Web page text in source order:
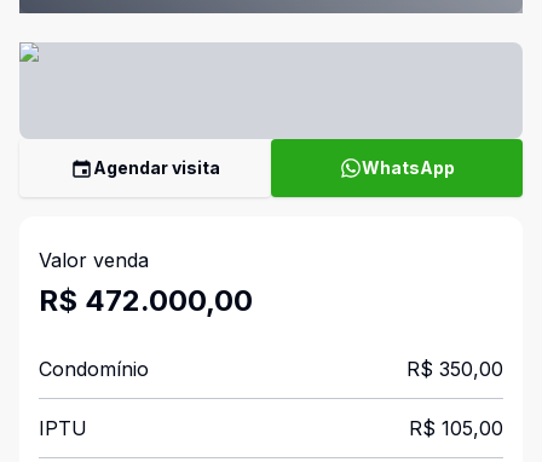
Agendar visita WhatsApp
Valor venda
R$ 472.000,00
Condomínio R$ 350,00
IPTU R$ 105,00